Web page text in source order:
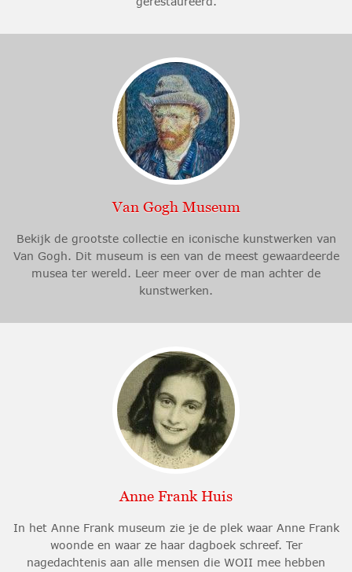
Van Gogh Museum
Bekijk de grootste collectie en iconische kunstwerken van
Van Gogh. Dit museum is een van de meest gewaardeerde
musea ter wereld. Leer meer over de man achter de
kunstwerken.
Anne Frank Huis
In het Anne Frank museum zie je de plek waar Anne Frank
woonde en waar ze haar dagboek schreef. Ter
nagedachtenis aan alle mensen die WOII mee hebben